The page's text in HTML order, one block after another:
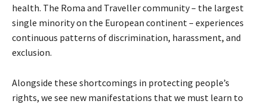
health. The Roma and Traveller community – the largest
single minority on the European continent – experiences
continuous patterns of discrimination, harassment, and
exclusion.
Alongside these shortcomings in protecting people’s
rights, we see new manifestations that we must learn to